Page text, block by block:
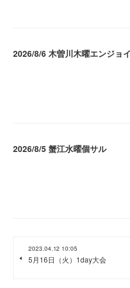
2026/8/6 木曽川木曜エンジョ
2026/8/5 蟹江水曜個サル
2023.04.12 10:05
5月16日（火）1day大会